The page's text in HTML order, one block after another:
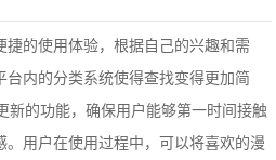
的使用体验，根据自己的兴趣和需
内的分类系统使得查找变得更加简
新的功能，确保用户能够第一时间接触
。用户在使用过程中，可以将喜欢的漫